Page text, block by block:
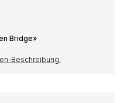
Bridge»
Beschreibung